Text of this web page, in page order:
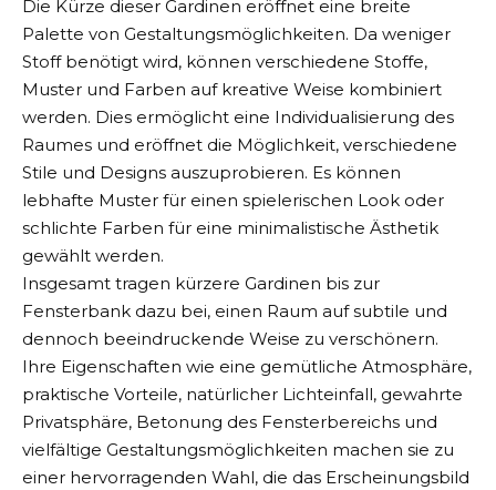
Die Kürze dieser Gardinen eröffnet eine breite
Palette von Gestaltungsmöglichkeiten. Da weniger
Stoff benötigt wird, können verschiedene Stoffe,
Muster und Farben auf kreative Weise kombiniert
werden. Dies ermöglicht eine Individualisierung des
Raumes und eröffnet die Möglichkeit, verschiedene
Stile und Designs auszuprobieren. Es können
lebhafte Muster für einen spielerischen Look oder
schlichte Farben für eine minimalistische Ästhetik
gewählt werden.
Insgesamt tragen kürzere Gardinen bis zur
Fensterbank dazu bei, einen Raum auf subtile und
dennoch beeindruckende Weise zu verschönern.
Ihre Eigenschaften wie eine gemütliche Atmosphäre,
praktische Vorteile, natürlicher Lichteinfall, gewahrte
Privatsphäre, Betonung des Fensterbereichs und
vielfältige Gestaltungsmöglichkeiten machen sie zu
einer hervorragenden Wahl, die das Erscheinungsbild